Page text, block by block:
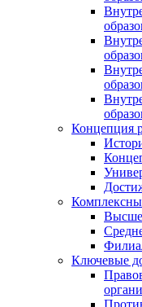
Концепция
Ключевые